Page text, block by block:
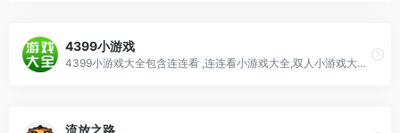
4399小游戏
4399小游戏大全包含连连看 ,连连看小游戏大全,双人小游戏大全,H5在线小游戏,4399洛克王国,4399赛尔号,4399奥拉星,4399奥比岛,4399弹弹堂,4399单人小游戏,奥比岛小游戏,造梦西游online,造梦无双等最新小游戏。